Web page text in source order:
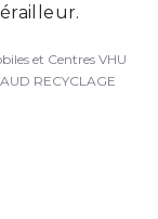
et Centres VHU
RECYCLAGE